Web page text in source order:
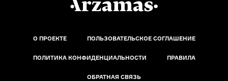
О ПРОЕКТЕ ПОЛЬЗОВАТЕЛЬСКОЕ СОГЛАШЕНИЕ
ПОЛИТИКА КОНФИДЕНЦИАЛЬНОСТИ ПРАВИЛА
ОБРАТНАЯ СВЯЗЬ